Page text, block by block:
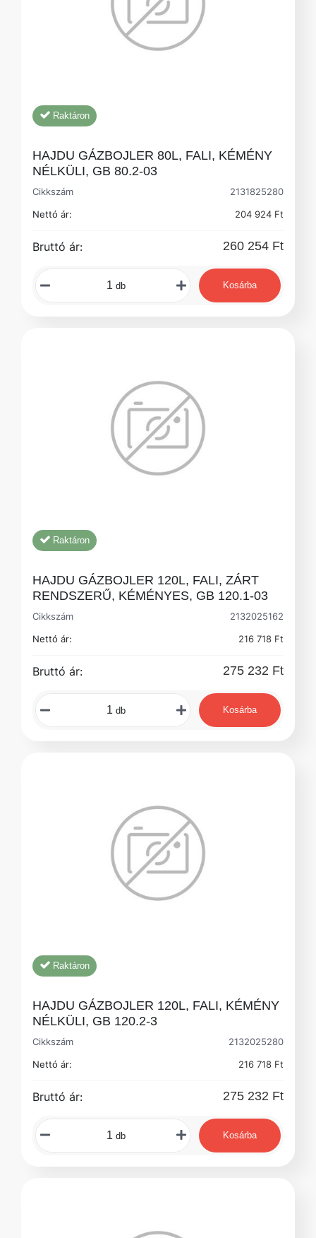
Raktáron
HAJDU GÁZBOJLER 80L, FALI, KÉMÉNY
NÉLKÜLI, GB 80.2-03
Cikkszám
2131825280
Nettó ár:
204 924 Ft
Bruttó ár: 260 254 Ft
db Kosárba
Raktáron
HAJDU GÁZBOJLER 120L, FALI, ZÁRT
RENDSZERŰ, KÉMÉNYES, GB 120.1-03
Cikkszám
2132025162
Nettó ár:
216 718 Ft
Bruttó ár: 275 232 Ft
db Kosárba
Raktáron
HAJDU GÁZBOJLER 120L, FALI, KÉMÉNY
NÉLKÜLI, GB 120.2-3
Cikkszám
2132025280
Nettó ár:
216 718 Ft
Bruttó ár: 275 232 Ft
db Kosárba